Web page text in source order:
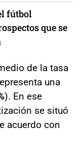
fútbol
que se
de la tasa
una
). En ese
se situó
acuerdo con